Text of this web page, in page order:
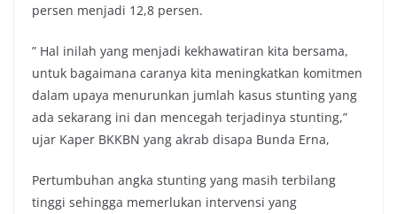
persen menjadi 12,8 persen.
” Hal inilah yang menjadi kekhawatiran kita bersama,
untuk bagaimana caranya kita meningkatkan komitmen
dalam upaya menurunkan jumlah kasus stunting yang
ada sekarang ini dan mencegah terjadinya stunting,”
ujar Kaper BKKBN yang akrab disapa Bunda Erna,
Pertumbuhan angka stunting yang masih terbilang
tinggi sehingga memerlukan intervensi yang